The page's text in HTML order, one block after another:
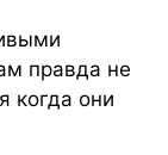
правда не
когда они